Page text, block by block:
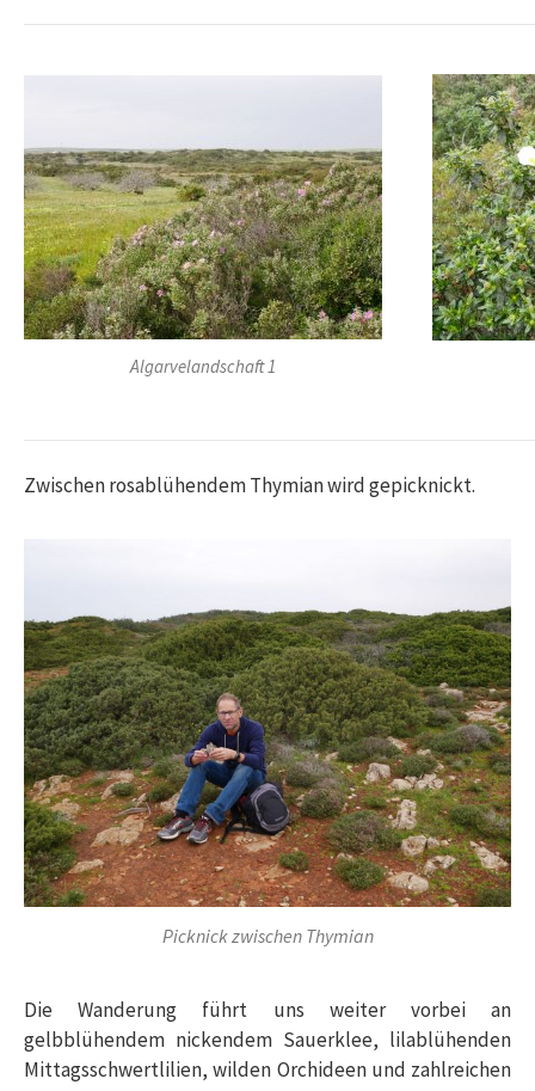
Algarvelandschaft 1
Zwischen rosablühendem Thymian wird gepicknickt.
Picknick zwischen Thymian
Die Wanderung führt uns weiter vorbei an
gelbblühendem nickendem Sauerklee, lilablühenden
Mittagsschwertlilien, wilden Orchideen und zahlreichen